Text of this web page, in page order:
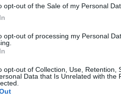
opt-out of the Sale of my Personal
opt-out of processing my Personal
opt-out of Collection, Use, Retention,
Data that Is Unrelated with the
de la cuisine
bactéries et graisses
de travail (sauf en pierre
un mélange vinaigre blanc/eau
chiffon microfibre propre.
les traces de calcaire